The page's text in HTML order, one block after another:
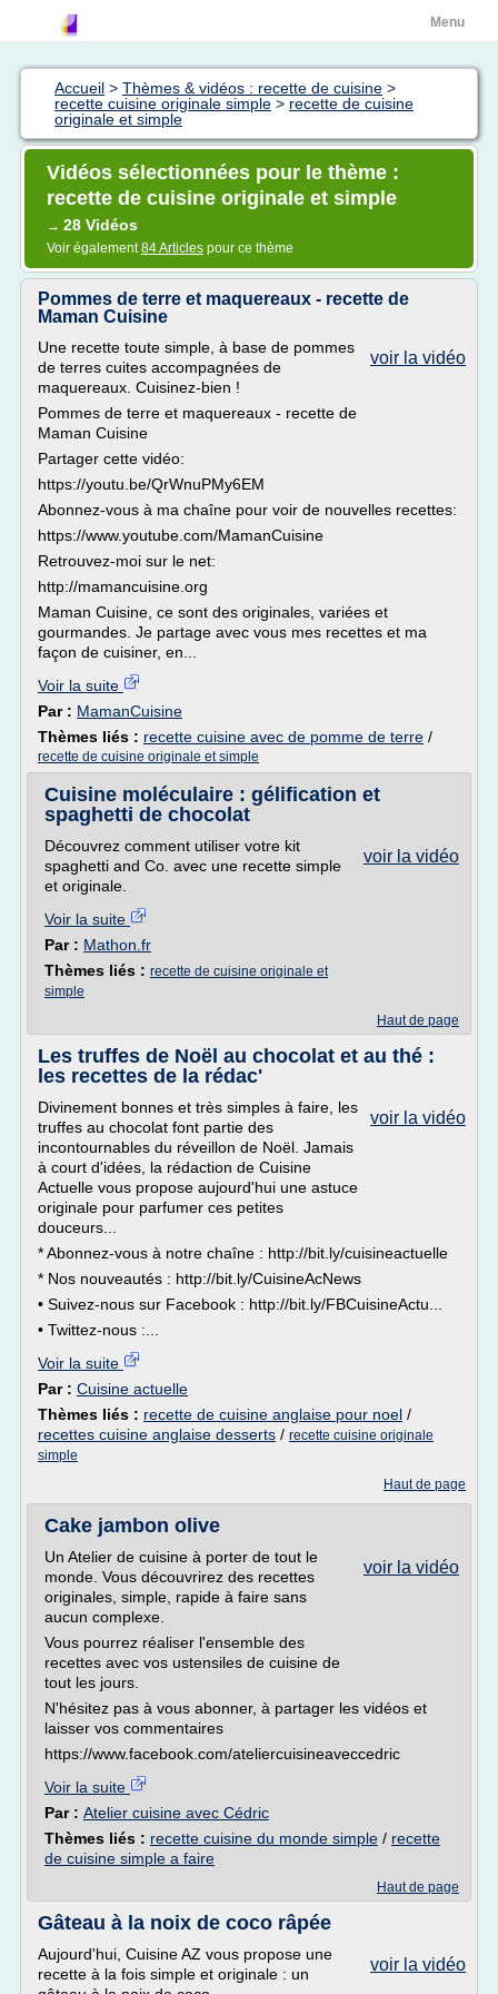
Menu
Accueil > Thèmes & vidéos : recette de cuisine >
recette cuisine originale simple > recette de cuisine
originale et simple
Vidéos sélectionnées pour le thème :
recette de cuisine originale et simple
→ 28 Vidéos
Voir également84 Articles pour ce thème
Pommes de terre et maquereaux - recette de
Maman Cuisine
voir la vidéo
Une recette toute simple, à base de pommes
de terres cuites accompagnées de
maquereaux. Cuisinez-bien !
Pommes de terre et maquereaux - recette de
Maman Cuisine
Partager cette vidéo:
https://youtu.be/QrWnuPMy6EM
Abonnez-vous à ma chaîne pour voir de nouvelles recettes:
https://www.youtube.com/MamanCuisine
Retrouvez-moi sur le net:
http://mamancuisine.org
Maman Cuisine, ce sont des originales, variées et
gourmandes. Je partage avec vous mes recettes et ma
façon de cuisiner, en...
Voir la suite
Par : MamanCuisine
Thèmes liés : recette cuisine avec de pomme de terre /
recette de cuisine originale et simple
Cuisine moléculaire : gélification et
spaghetti de chocolat
voir la vidéo
Découvrez comment utiliser votre kit
spaghetti and Co. avec une recette simple
et originale.
Voir la suite
Par : Mathon.fr
Thèmes liés : recette de cuisine originale et
simple
Haut de page
Les truffes de Noël au chocolat et au thé :
les recettes de la rédac'
voir la vidéo
Divinement bonnes et très simples à faire, les
truffes au chocolat font partie des
incontournables du réveillon de Noël. Jamais
à court d'idées, la rédaction de Cuisine
Actuelle vous propose aujourd'hui une astuce
originale pour parfumer ces petites
douceurs...
* Abonnez-vous à notre chaîne : http://bit.ly/cuisineactuelle
* Nos nouveautés : http://bit.ly/CuisineAcNews
• Suivez-nous sur Facebook : http://bit.ly/FBCuisineActu...
• Twittez-nous :...
Voir la suite
Par : Cuisine actuelle
Thèmes liés : recette de cuisine anglaise pour noel /
recettes cuisine anglaise desserts / recette cuisine originale
simple
Haut de page
Cake jambon olive
voir la vidéo
Un Atelier de cuisine à porter de tout le
monde. Vous découvrirez des recettes
originales, simple, rapide à faire sans
aucun complexe.
Vous pourrez réaliser l'ensemble des
recettes avec vos ustensiles de cuisine de
tout les jours.
N'hésitez pas à vous abonner, à partager les vidéos et
laisser vos commentaires
https://www.facebook.com/ateliercuisineaveccedric
Voir la suite
Par : Atelier cuisine avec Cédric
Thèmes liés : recette cuisine du monde simple / recette
de cuisine simple a faire
Haut de page
Gâteau à la noix de coco râpée
voir la vidéo
Aujourd'hui, Cuisine AZ vous propose une
recette à la fois simple et originale : un